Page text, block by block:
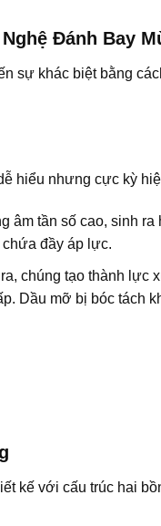
Đánh Bay
sự khác biệt bằng
hiểu nhưng cực kỳ
âm tần số cao, sinh
đầy áp lực.
chúng tạo thành lực
Dầu mỡ bị bóc tách
kế với cấu trúc hai